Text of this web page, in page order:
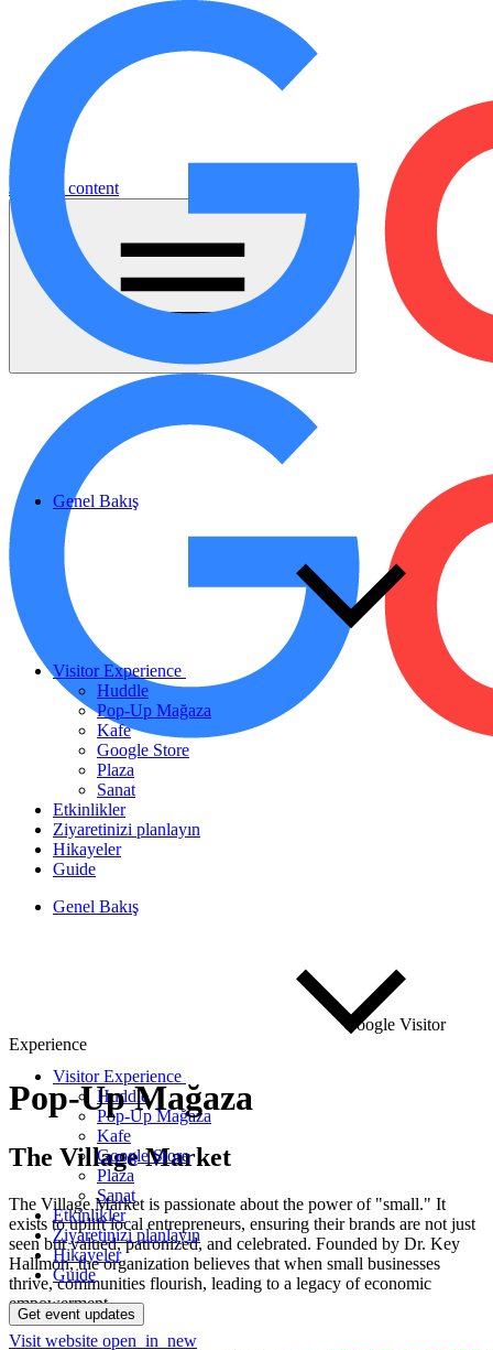
Jump to content
Genel Bakış
Visitor Experience
Huddle
Pop-Up Mağaza
Kafe
Google Store
Plaza
Sanat
Etkinlikler
Ziyaretinizi planlayın
Hikayeler
Guide
Genel Bakış
Visitor Experience
Huddle
Pop-Up Mağaza
Kafe
Google Store
Plaza
Sanat
Etkinlikler
Ziyaretinizi planlayın
Hikayeler
Guide
Get event updates
Google Visitor
Experience
Pop-Up Mağaza
The Village Market
The Village Market is passionate about the power of "small." It
exists to uplift local entrepreneurs, ensuring their brands are not just
seen but valued, patronized, and celebrated. Founded by Dr. Key
Hallmon, the organization believes that when small businesses
thrive, communities flourish, leading to a legacy of economic
empowerment.
Visit website open_in_new